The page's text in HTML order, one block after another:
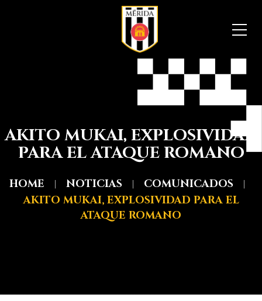
AKITO MUKAI, EXPLOSIVIDAD
PARA EL ATAQUE ROMANO
HOME NOTICIAS
COMUNICADOS
AKITO MUKAI, EXPLOSIVIDAD PARA EL
ATAQUE ROMANO